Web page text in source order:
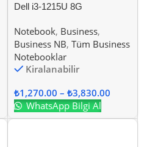
Dell i3-1215U 8G
Notebook, Business,
Business NB, Tüm Business
Notebooklar
Kiralanabilir
₺1,270.00 – ₺3,830.00
WhatsApp Bilgi Al